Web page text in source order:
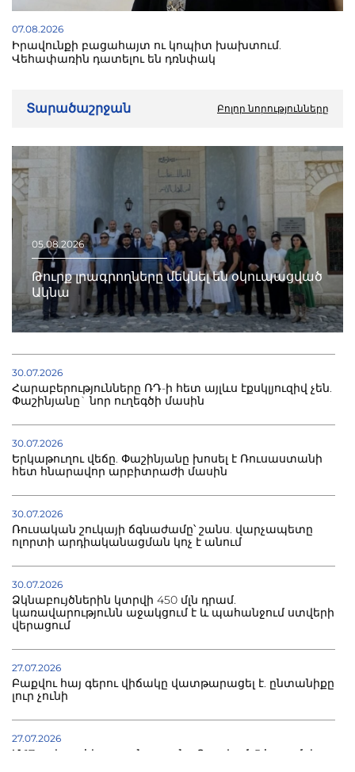
07.08.2026
Իրավունքի բացահայտ ու կոպիտ խախտում.
Վեհափառին դատելու են դռնփակ
Տարածաշրջան Բոլոր նորությունները
05.08.2026
Թուրք լրագրողները մեկնել են օկուպացված
Ակնա
30.07.2026
Հարաբերությունները ՌԴ-ի հետ այլևս էքսկլյուզիվ չեն.
Փաշինյանը` նոր ուղեգծի մասին
30.07.2026
Երկաթուղու վեճը. Փաշինյանը խոսել է Ռուսաստանի
հետ հնարավոր արբիտրաժի մասին
30.07.2026
Ռուսական շուկայի ճգնաժամը՝ շանս. վարչապետը
ոլորտի արդիականացման կոչ է անում
30.07.2026
Ձկնաբույծներին կտրվի 450 մլն դրամ.
կառավարությունն աջակցում է և պահանջում ստվերի
վերացում
27.07.2026
Բաքվու հայ գերու վիճակը վատթարացել է. ընտանիքը
լուր չունի
27.07.2026
Մ-17 աշխարհի առաջնությունը Բաքվում. 5 հայ ըմբիշ